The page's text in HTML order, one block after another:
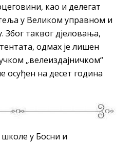
као и делегат
у Великом управном и
Због таквог дјеловања,
одмах је лишен
„велеиздајничком“
осуђен на десет година
школе у Босни и